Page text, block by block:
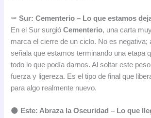
⚰️Sur: Cementerio – Lo que estamos
En el Sur surgióCementerio, una carta
marca el cierre de un ciclo. No es negativa;
señala que estamos terminando una etapa
todo lo que podía darnos. Al soltar este
fuerza y ligereza. Es el tipo de final que
para algo realmente nuevo.
🌑 Este: Abraza la Oscuridad – Lo que